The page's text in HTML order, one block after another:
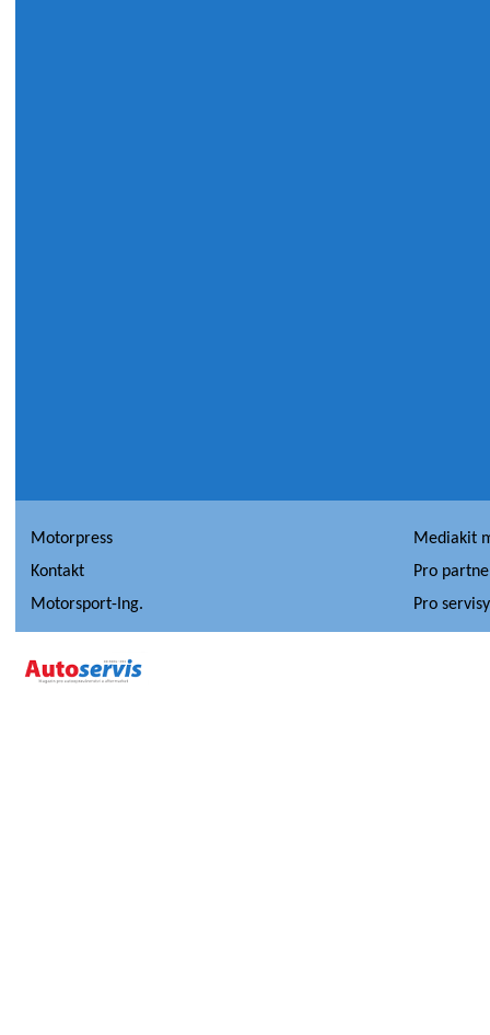
Motorpress
Mediakit
Kontakt
Pro
Motorsport-Ing.
Pro servisy